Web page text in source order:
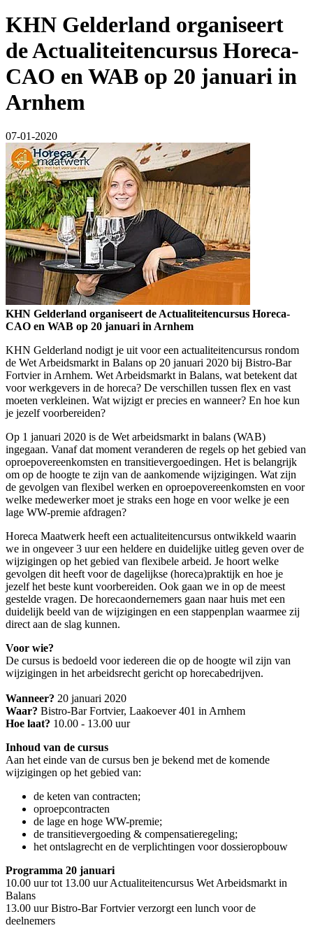
KHN Gelderland organiseert
de Actualiteitencursus Horeca-
CAO en WAB op 20 januari in
Arnhem
07-01-2020
KHN Gelderland organiseert de Actualiteitencursus Horeca-
CAO en WAB op 20 januari in Arnhem
KHN Gelderland nodigt je uit voor een actualiteitencursus rondom
de Wet Arbeidsmarkt in Balans op 20 januari 2020 bij Bistro-Bar
Fortvier in Arnhem. Wet Arbeidsmarkt in Balans, wat betekent dat
voor werkgevers in de horeca? De verschillen tussen flex en vast
moeten verkleinen. Wat wijzigt er precies en wanneer? En hoe kun
je jezelf voorbereiden?
Op 1 januari 2020 is de Wet arbeidsmarkt in balans (WAB)
ingegaan. Vanaf dat moment veranderen de regels op het gebied van
oproepovereenkomsten en transitievergoedingen. Het is belangrijk
om op de hoogte te zijn van de aankomende wijzigingen. Wat zijn
de gevolgen van flexibel werken en oproepovereenkomsten en voor
welke medewerker moet je straks een hoge en voor welke je een
lage WW-premie afdragen?
Horeca Maatwerk heeft een actualiteitencursus ontwikkeld waarin
we in ongeveer 3 uur een heldere en duidelijke uitleg geven over de
wijzigingen op het gebied van flexibele arbeid. Je hoort welke
gevolgen dit heeft voor de dagelijkse (horeca)praktijk en hoe je
jezelf het beste kunt voorbereiden. Ook gaan we in op de meest
gestelde vragen. De horecaondernemers gaan naar huis met een
duidelijk beeld van de wijzigingen en een stappenplan waarmee zij
direct aan de slag kunnen.
Voor wie?
De cursus is bedoeld voor iedereen die op de hoogte wil zijn van
wijzigingen in het arbeidsrecht gericht op horecabedrijven.
Wanneer? 20 januari 2020
Waar? Bistro-Bar Fortvier, Laakoever 401 in Arnhem
Hoe laat? 10.00 - 13.00 uur
Inhoud van de cursus
Aan het einde van de cursus ben je bekend met de komende
wijzigingen op het gebied van:
de keten van contracten;
oproepcontracten
de lage en hoge WW-premie;
de transitievergoeding & compensatieregeling;
het ontslagrecht en de verplichtingen voor dossieropbouw
Programma 20 januari
10.00 uur tot 13.00 uur Actualiteitencursus Wet Arbeidsmarkt in
Balans
13.00 uur Bistro-Bar Fortvier verzorgt een lunch voor de
deelnemers